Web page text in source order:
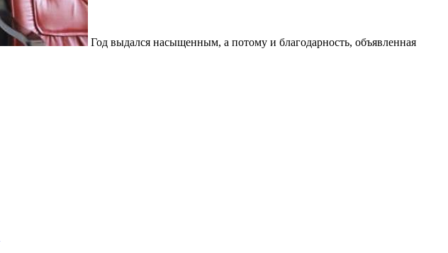
Год выдался насыщенным, а потому и благодарность, объявленная